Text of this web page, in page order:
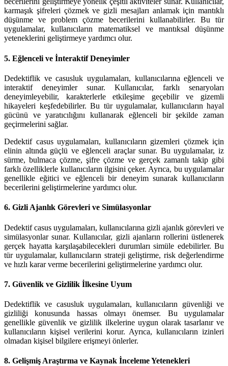
karmaşık şifreleri çözmek ve gizli mesajları anlamak için mantıklı
düşünme ve problem çözme becerilerini kullanabilirler. Bu tür
uygulamalar, kullanıcıların matematiksel ve mantıksal düşünme
yeteneklerini geliştirmeye yardımcı olur.
5. Eğlenceli ve İnteraktif Deneyimler
Dedektiflik ve casusluk uygulamaları, kullanıcılarına eğlenceli ve
interaktif deneyimler sunar. Kullanıcılar, farklı senaryoları
deneyimleyebilir, karakterlerle etkileşime geçebilir ve gizemli
hikayeleri keşfedebilirler. Bu tür uygulamalar, kullanıcıların hayal
gücünü ve yaratıcılığını kullanarak eğlenceli bir şekilde zaman
geçirmelerini sağlar.
Dedektif casus uygulamaları, kullanıcıların gizemleri çözmek için
elinin altında güçlü ve eğlenceli araçlar sunar. Bu uygulamalar, iz
sürme, bulmaca çözme, şifre çözme ve gerçek zamanlı takip gibi
farklı özelliklerle kullanıcıların ilgisini çeker. Ayrıca, bu uygulamalar
genellikle eğitici ve eğlenceli bir deneyim sunarak kullanıcıların
becerilerini geliştirmelerine yardımcı olur.
6. Gizli Ajanlık Görevleri ve Simülasyonlar
Dedektif casus uygulamaları, kullanıcılarına gizli ajanlık görevleri ve
simülasyonlar sunar. Kullanıcılar, gizli ajanların rollerini üstlenerek
gerçek hayatta karşılaşabilecekleri durumları simüle edebilirler. Bu
tür uygulamalar, kullanıcıların strateji geliştirme, risk değerlendirme
ve hızlı karar verme becerilerini geliştirmelerine yardımcı olur.
7. Güvenlik ve Gizlilik İlkesine Uyum
Dedektiflik ve casusluk uygulamaları, kullanıcıların güvenliği ve
gizliliği konusunda hassas olmayı önemser. Bu uygulamalar
genellikle güvenlik ve gizlilik ilkelerine uygun olarak tasarlanır ve
kullanıcıların kişisel verilerini korur. Ayrıca, kullanıcıların izinleri
olmadan kişisel bilgilere erişmeyi önlerler.
8. Gelişmiş Araştırma ve Kaynak İnceleme Yetenekleri